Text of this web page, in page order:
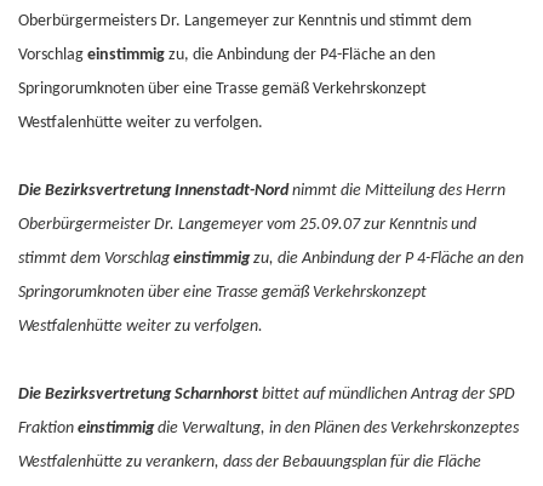
Oberbürgermeisters Dr. Langemeyer zur Kenntnis und stimmt dem
Vorschlag einstimmig zu, die Anbindung der P4-Fläche an den
Springorumknoten über eine Trasse gemäß Verkehrskonzept
Westfalenhütte weiter zu verfolgen.
Die Bezirksvertretung Innenstadt-Nordnimmt die Mitteilung des Herrn
Oberbürgermeister Dr. Langemeyer vom 25.09.07 zur Kenntnis und
stimmt dem Vorschlag einstimmigzu, die Anbindung der P 4-Fläche an den
Springorumknoten über eine Trasse gemäß Verkehrskonzept
Westfalenhütte weiter zu verfolgen.
Die Bezirksvertretung Scharnhorst bittet auf mündlichen Antrag der SPD
Fraktion einstimmigdie Verwaltung, in den Plänen des Verkehrskonzeptes
Westfalenhütte zu verankern, dass der Bebauungsplan für die Fläche